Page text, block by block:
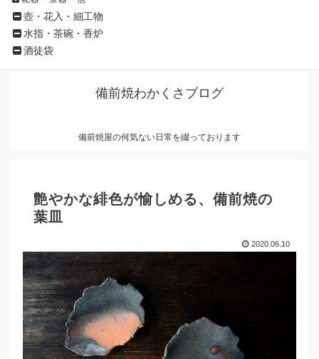
メ
ニ
ュ
ー
壺・花入・細工物
水指・茶碗・香炉
酒徒袋
備前焼わかくさブログ
備前焼屋の何気ない日常を綴っております
艶やかな緋色が愉しめる、備前焼の
葉皿
2020.06.10